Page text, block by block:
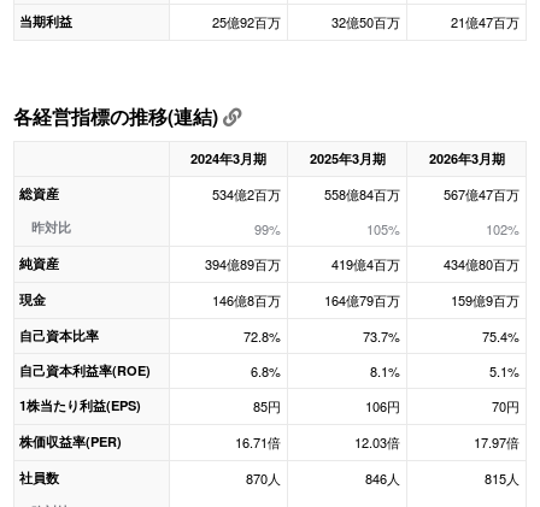
当期利益 25億92百万 32億50百万 21億47百万
各経営指標の推移(連結)
2024年3月期 2025年3月期
2026年3月期
総資産
昨対比
534億2百万
99%
558億84百万
105%
567億47百万
102%
純資産 394億89百万 419億4百万 434億80百万
現金 146億8百万 164億79百万 159億9百万
自己資本比率 72.8% 73.7% 75.4%
自己資本利益率(ROE) 6.8% 8.1% 5.1%
1株当たり利益(EPS) 85円 106円 70円
株価収益率(PER) 16.71倍 12.03倍 17.97倍
社員数
870人
846人
815人